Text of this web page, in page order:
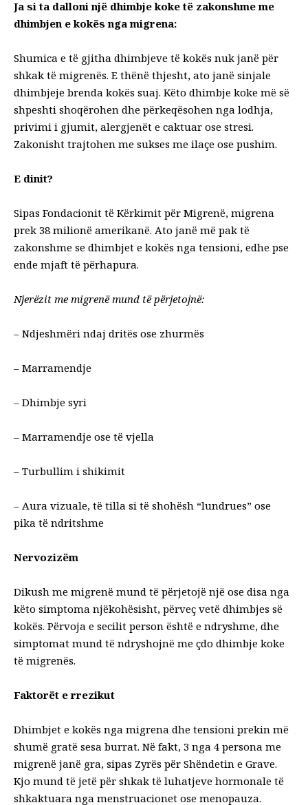
Ja si ta dalloni një dhimbje koke të zakonshme me
dhimbjen e kokës nga migrena:
Shumica e të gjitha dhimbjeve të kokës nuk janë për
shkak të migrenës. E thënë thjesht, ato janë sinjale
dhimbjeje brenda kokës suaj. Këto dhimbje koke më së
shpeshti shoqërohen dhe përkeqësohen nga lodhja,
privimi i gjumit, alergjenët e caktuar ose stresi.
Zakonisht trajtohen me sukses me ilaçe ose pushim.
E dinit?
Sipas Fondacionit të Kërkimit për Migrenë, migrena
prek 38 milionë amerikanë. Ato janë më pak të
zakonshme se dhimbjet e kokës nga tensioni, edhe pse
ende mjaft të përhapura.
Njerëzit me migrenë mund të përjetojnë:
– Ndjeshmëri ndaj dritës ose zhurmës
– Marramendje
– Dhimbje syri
– Marramendje ose të vjella
– Turbullim i shikimit
– Aura vizuale, të tilla si të shohësh “lundrues” ose
pika të ndritshme
Nervozizëm
Dikush me migrenë mund të përjetojë një ose disa nga
këto simptoma njëkohësisht, përveç vetë dhimbjes së
kokës. Përvoja e secilit person është e ndryshme, dhe
simptomat mund të ndryshojnë me çdo dhimbje koke
të migrenës.
Faktorët e rrezikut
Dhimbjet e kokës nga migrena dhe tensioni prekin më
shumë gratë sesa burrat. Në fakt, 3 nga 4 persona me
migrenë janë gra, sipas Zyrës për Shëndetin e Grave.
Kjo mund të jetë për shkak të luhatjeve hormonale të
shkaktuara nga menstruacionet ose menopauza.